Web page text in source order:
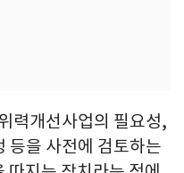
력개선사업의 필요성,
등을 사전에 검토하는